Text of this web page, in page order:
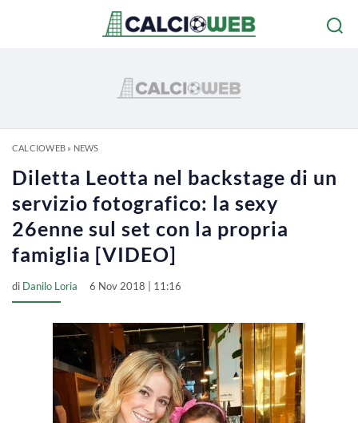
CALCIOWEB» NEWS
Diletta Leotta nel backstage di un
servizio fotografico: la sexy
26enne sul set con la propria
famiglia [VIDEO]
di Danilo Loria 6 Nov 2018 | 11:16